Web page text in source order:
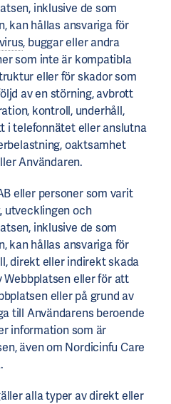
inklusive de som
kan hållas ansvariga för
virus, buggar eller andra
som inte är kompatibla
eller för skador som
av en störning, avbrott
kontroll, underhåll,
i telefonnätet eller anslutna
oaktsamhet
Användaren.
eller personer som varit
utvecklingen och
inklusive de som
kan hållas ansvariga för
direkt eller indirekt skada
Webbplatsen eller för att
eller på grund av
till Användarens beroende
information som är
även om Nordicinfu Care
alla typer av direkt eller